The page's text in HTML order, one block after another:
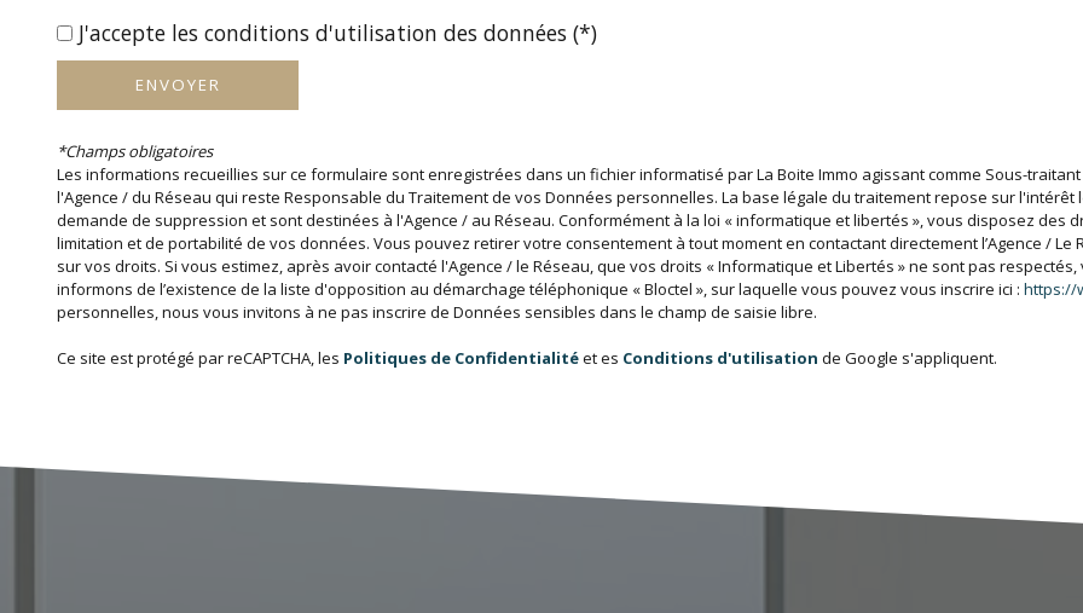
J'accepte les conditions d'utilisation des données (*)
ENVOYER
*Champs obligatoires
Les informations recueillies sur ce formulaire sont enregistrées dans un fichier informatisé par La Boite Immo agissant comme Sous-
l'Agence / du Réseau qui reste Responsable du Traitement de vos Données personnelles. La base légale du traitement repose sur
demande de suppression et sont destinées à l'Agence / au Réseau. Conformément à la loi « informatique et libertés », vous disposez des
limitation et de portabilité de vos données. Vous pouvez retirer votre consentement à tout moment en contactant directement l’Agence / Le
sur vos droits. Si vous estimez, après avoir contacté l'Agence / le Réseau, que vos droits « Informatique et Libertés » ne sont pas
informons de l’existence de la liste d'opposition au démarchage téléphonique « Bloctel », sur laquelle vous pouvez vous inscrire ici : https://
personnelles, nous vous invitons à ne pas inscrire de Données sensibles dans le champ de saisie libre.
Ce site est protégé par reCAPTCHA, les Politiques de Confidentialitéet es Conditions d'utilisation de Google s'appliquent.